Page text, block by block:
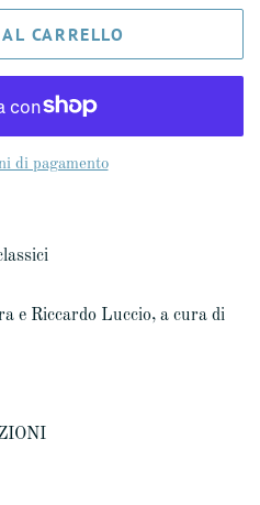
CARRELLO
di pagamento
e Riccardo Luccio, a cura di